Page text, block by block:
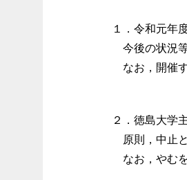
１．令和元年
今後の状況
なお，開催
２．徳島大学
原則，中止と
なお，やむ